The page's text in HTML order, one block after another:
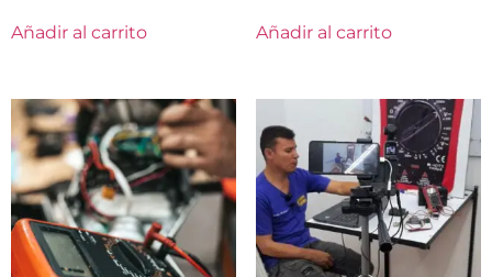
Añadir al carrito Añadir al carrito